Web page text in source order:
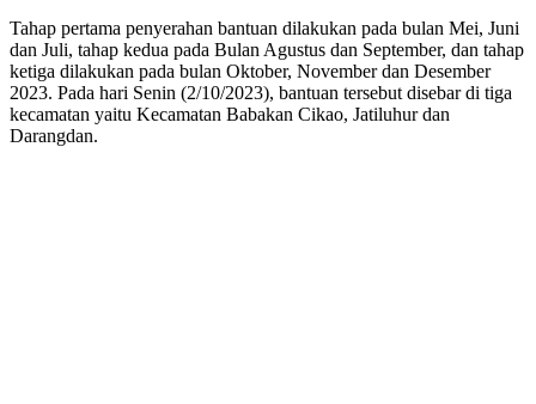
Tahap pertama penyerahan bantuan dilakukan pada bulan Mei, Juni
dan Juli, tahap kedua pada Bulan Agustus dan September, dan tahap
ketiga dilakukan pada bulan Oktober, November dan Desember
2023. Pada hari Senin (2/10/2023), bantuan tersebut disebar di tiga
kecamatan yaitu Kecamatan Babakan Cikao, Jatiluhur dan
Darangdan.